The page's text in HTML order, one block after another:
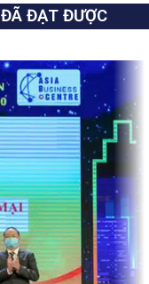
ĐÃ ĐẠT ĐƯỢC